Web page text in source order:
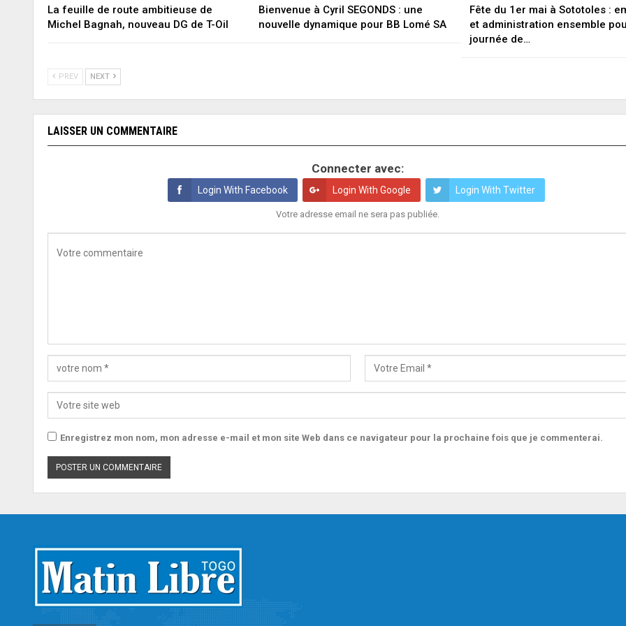
La feuille de route ambitieuse de
Michel Bagnah, nouveau DG de T-Oil
Bienvenue à Cyril SEGONDS : une
nouvelle dynamique pour BB Lomé SA
Fête du 1er mai à Sototoles :
et administration ensemble
journée de…
PREV NEXT
LAISSER UN COMMENTAIRE
Connecter avec:
Login With Facebook Login With Google Login With Twitter
Votre adresse email ne sera pas publiée.
Enregistrez mon nom, mon adresse e-mail et mon site Web dans ce navigateur pour la prochaine fois que je commenterai.